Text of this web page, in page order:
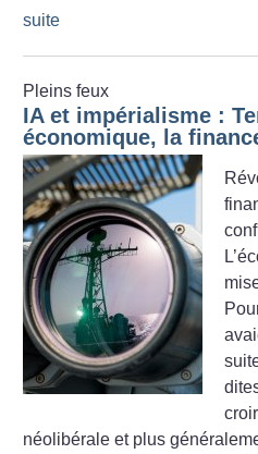
suite
Pleins feux
IA et impérialisme :
économique, la
néolibérale et plus